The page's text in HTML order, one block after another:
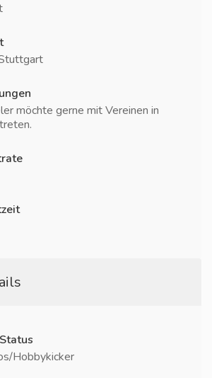
möchte gerne mit Vereinen in
Hobbykicker